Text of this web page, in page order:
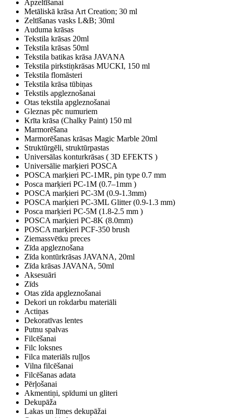
Apzeltīšanai
Metāliskā krāsa Art Creation; 30 ml
Zeltīšanas vasks L&B; 30ml
Auduma krāsas
Tekstila krāsas 20ml
Tekstila krāsas 50ml
Tekstila batikas krāsa JAVANA
Tekstila pirkstiņkrāsas MUCKI, 150 ml
Tekstila flomāsteri
Tekstila krāsa tūbiņas
Tekstils apgleznošanai
Otas tekstila apgleznošanai
Gleznas pēc numuriem
Krīta krāsa (Chalky Paint) 150 ml
Marmorēšana
Marmorēšanas krāsas Magic Marble 20ml
Struktūrgēli, struktūrpastas
Universālas konturkrāsas ( 3D EFEKTS )
Universālie marķieri POSCA
POSCA marķieri PC-1MR, pin type 0.7 mm
Posca marķieri PC-1M (0.7–1mm )
POSCA marķieri PC-3M (0.9-1.3mm)
POSCA marķieri PC-3ML Glitter (0.9-1.3 mm)
Posca marķieri PC-5M (1.8-2.5 mm )
POSCA marķieri PC-8K (8.0mm)
POSCA marķieri PCF-350 brush
Ziemassvētku preces
Zīda apgleznošana
Zīda kontūrkrāsas JAVANA, 20ml
Zīda krāsas JAVANA, 50ml
Aksesuāri
Zīds
Otas zīda apgleznošanai
Dekori un rokdarbu materiāli
Actiņas
Dekoratīvas lentes
Putnu spalvas
Filcēšanai
Filc loksnes
Filca materiāls ruļļos
Vilna filcēšanai
Filcēšanas adata
Pērļošanai
Akmentiņi, spīdumi un gliteri
Dekupāža
Lakas un līmes dekupāžai